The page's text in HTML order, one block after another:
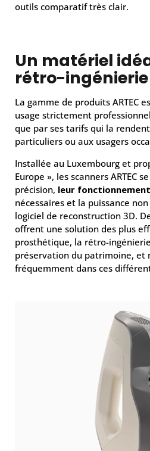
outils comparatif très clair.
Un matériel
rétro-ingénierie
La gamme de produits ARTEC
usage strictement
que par ses tarifs qui la
particuliers ou aux usagers
Installée au Luxembourg et
Europe », les scanners ARTEC
précision, leur
nécessaires et la puissance
logiciel de reconstruction 3D.
offrent une solution des plus
prosthétique, la rétro-
préservation du patrimoine, et
fréquemment dans ces